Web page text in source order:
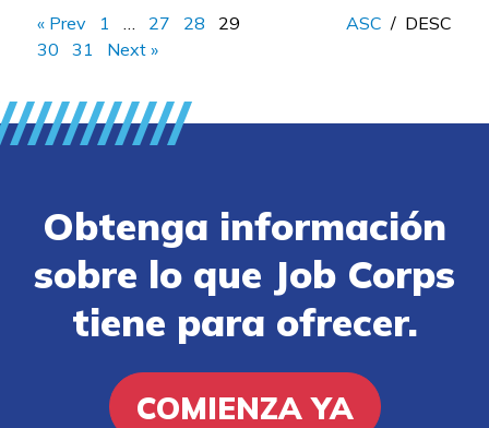
« Prev
1 27 28
29
30
31 Next »
ASC / DESC
Obtenga información
sobre lo que Job Corps
tiene para ofrecer.
COMIENZA YA